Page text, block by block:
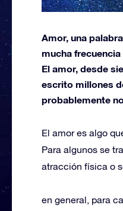
Amor, una
mucha
El amor, desde
escrito millones
probablemente
El amor es algo
Para algunos se
atracción física o
en general, para